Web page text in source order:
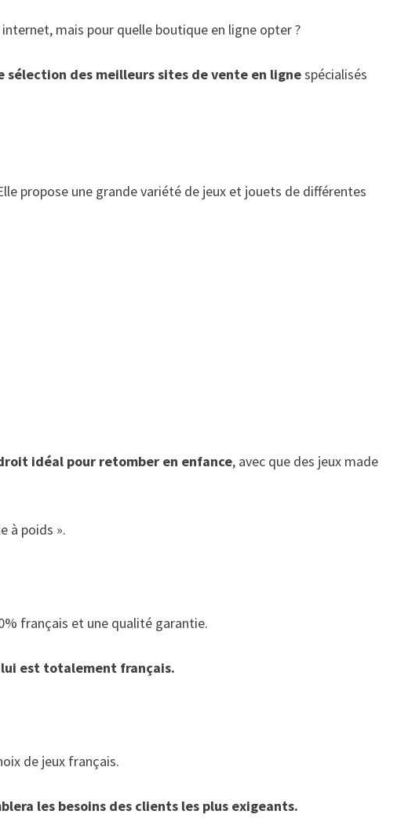
mais pour quelle boutique en ligne opter ?
sélection des meilleurs sites de vente en lignespécialisés
propose une grande variété de jeux et jouets de différentes
idéal pour retomber en enfance, avec que des jeux made
à poids ».
français et une qualité garantie.
est totalement français.
de jeux français.
les besoins des clients les plus exigeants.